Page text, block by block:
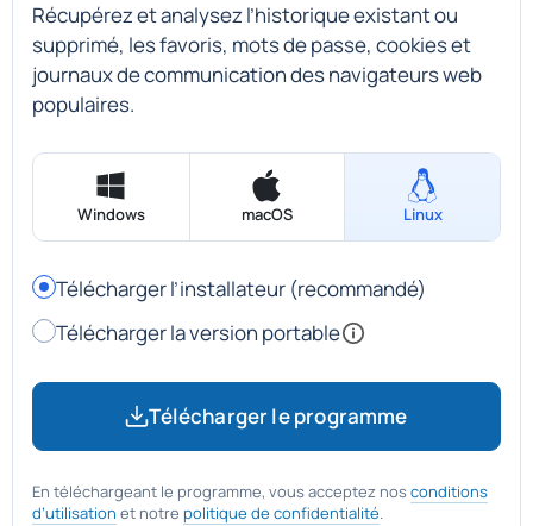
Récupérez et analysez l’historique existant ou
supprimé, les favoris, mots de passe, cookies et
journaux de communication des navigateurs web
populaires.
Windows macOS Linux
Télécharger l’installateur (recommandé)
Télécharger la version portable
Télécharger le programme
En téléchargeant le programme, vous acceptez nosconditions
d’utilisation et notre politique de confidentialité.